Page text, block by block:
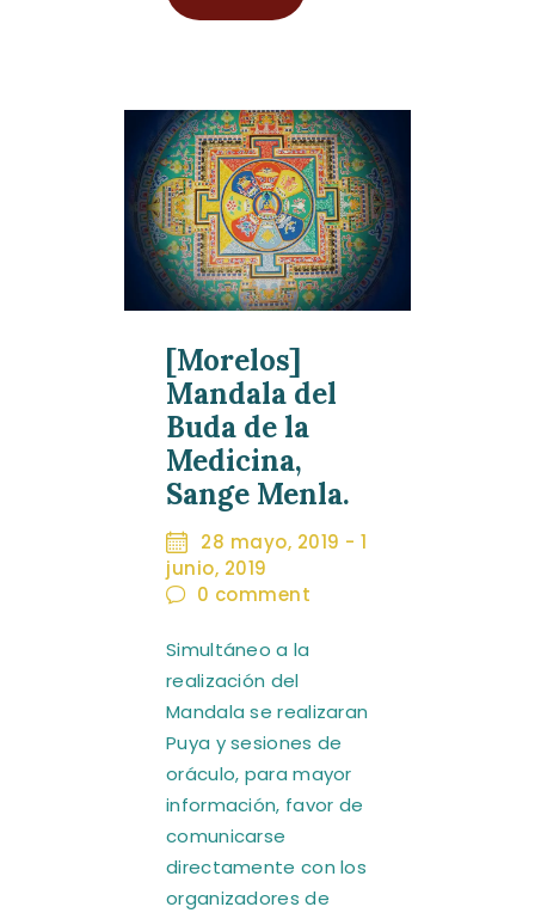
[Morelos]
Mandala del
Buda de la
Medicina,
Sange Menla.
28 mayo, 2019 -1
junio, 2019
0 comment
Simultáneo a la
realización del
Mandala se realizaran
Puya y sesiones de
oráculo, para mayor
información, favor de
comunicarse
directamente con los
organizadores de